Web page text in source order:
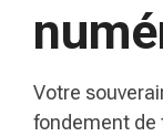
Votre
fondement de